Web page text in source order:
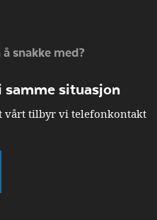
snakke med?
samme situasjon
vårt tilbyr vi telefonkontakt